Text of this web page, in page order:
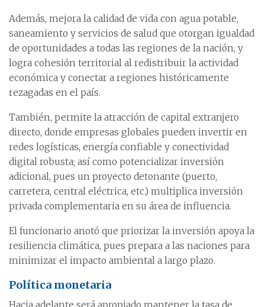
Además, mejora la calidad de vida con agua potable,
saneamiento y servicios de salud que otorgan igualdad
de oportunidades a todas las regiones de la nación, y
logra cohesión territorial al redistribuir la actividad
económica y conectar a regiones históricamente
rezagadas en el país.
También, permite la atracción de capital extranjero
directo, donde empresas globales pueden invertir en
redes logísticas, energía confiable y conectividad
digital robusta; así como potencializar inversión
adicional, pues un proyecto detonante (puerto,
carretera, central eléctrica, etc.) multiplica inversión
privada complementaria en su área de influencia.
El funcionario anotó que priorizar la inversión apoya la
resiliencia climática, pues prepara a las naciones para
minimizar el impacto ambiental a largo plazo.
Política monetaria